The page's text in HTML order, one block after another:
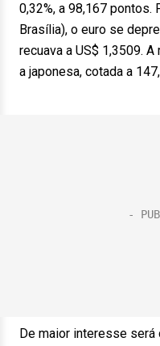
0,32%, a 98,167
Brasília), o euro se
recuava a US$ 1,3509.
a japonesa, cotada a
De maior interesse